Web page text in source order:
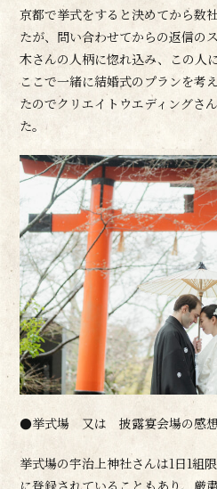
京都で挙式をすると決めてから数
たが、問い合わせてからの返信の
木さんの人柄に惚れ込み、この人
ここで一緒に結婚式のプランを考
たのでクリエイトウエディングさ
た。
●挙式場 又は 披露宴会場の感想
挙式場の宇治上神社さんは1日1組
に登録されていることもあり、厳